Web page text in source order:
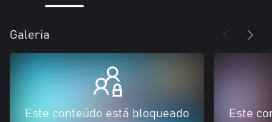
Galeria
Este conteúdo está bloqueado Este